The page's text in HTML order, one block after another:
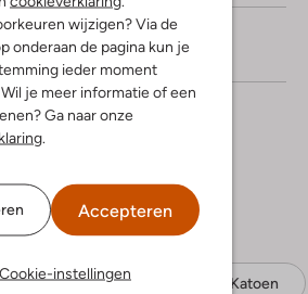
wijzigen? Via de
onderaan de pagina kun je
ieder moment
je meer informatie of een
Ga naar onze
Accepteren
Cookie-instellingen
3
4
3
Sterren
Msch Copenhagen Katoen